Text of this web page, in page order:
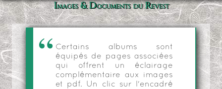
Images & Documents du Revest
Certains albums sont
équipés de pages associées
qui offrent un éclairage
complémentaire aux images
et pdf. Un clic sur l'encadré